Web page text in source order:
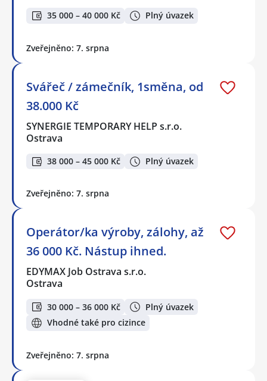
35 000 – 40 000 Kč Plný úvazek
Zveřejněno: 7. srpna
Svářeč / zámečník, 1směna, od
38.000 Kč
SYNERGIE TEMPORARY HELP s.r.o.
Ostrava
38 000 – 45 000 Kč Plný úvazek
Zveřejněno: 7. srpna
Operátor/ka výroby, zálohy, až
36 000 Kč. Nástup ihned.
EDYMAX Job Ostrava s.r.o.
Ostrava
30 000 – 36 000 Kč
Plný úvazek
Vhodné také pro cizince
Zveřejněno: 7. srpna